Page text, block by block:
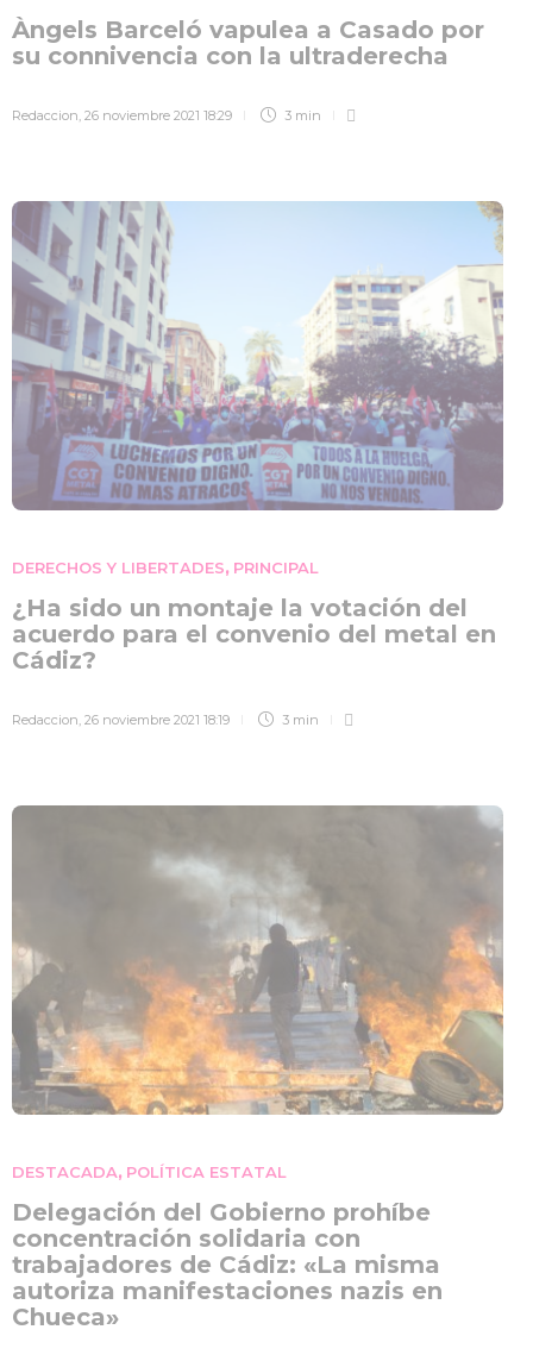
Àngels Barceló vapulea a Casado por
su connivencia con la ultraderecha
Redaccion 26 noviembre 2021 18:29 3 min
DERECHOS Y LIBERTADES, PRINCIPAL
¿Ha sido un montaje la votación del
acuerdo para el convenio del metal en
Cádiz?
Redaccion, 26 noviembre 2021 18:19 3 min
DESTACADA, POLÍTICA ESTATAL
Delegación del Gobierno prohíbe
concentración solidaria con
trabajadores de Cádiz: «La misma
autoriza manifestaciones nazis en
Chueca»